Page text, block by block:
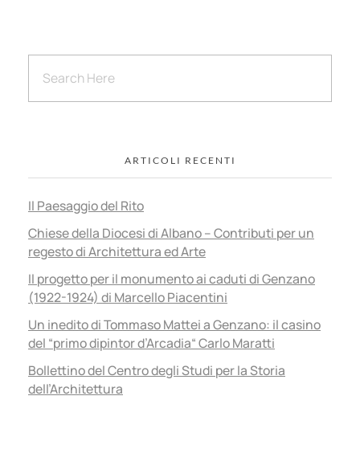
ARTICOLI RECENTI
Il Paesaggio del Rito
Chiese della Diocesi di Albano – Contributi per un
regesto di Architettura ed Arte
Il progetto per il monumento ai caduti di Genzano
(1922-1924) di Marcello Piacentini
Un inedito di Tommaso Mattei a Genzano: il casino
del “primo dipintor d’Arcadia“ Carlo Maratti
Bollettino del Centro degli Studi per la Storia
dell’Architettura